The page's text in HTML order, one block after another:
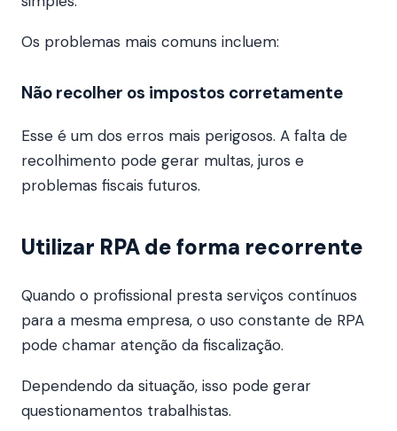
Os problemas mais comuns incluem:
Não recolher os impostos corretamente
Esse é um dos erros mais perigosos. A falta de
recolhimento pode gerar multas, juros e
problemas fiscais futuros.
Utilizar RPA de forma recorrente
Quando o profissional presta serviços contínuos
para a mesma empresa, o uso constante de RPA
pode chamar atenção da fiscalização.
Dependendo da situação, isso pode gerar
questionamentos trabalhistas.